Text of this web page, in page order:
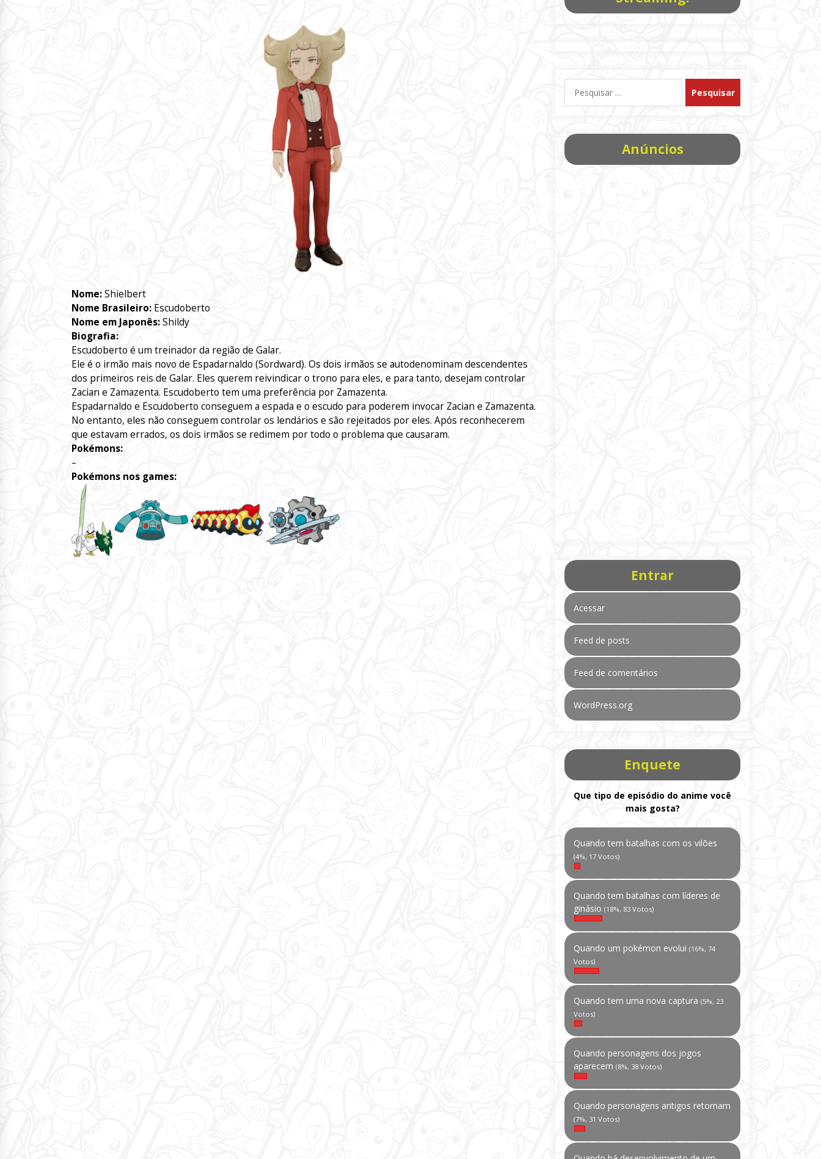
Nome:Shielbert
Nome Brasileiro: Escudoberto
Nome em Japonês:Shildy
Biografia:
Escudoberto é um treinador da região de Galar.
Ele é o irmão mais novo de Espadarnaldo (Sordward). Os dois irmãos se autodenominam descendentes
dos primeiros reis de Galar. Eles querem reivindicar o trono para eles, e para tanto, desejam controlar
Zacian e Zamazenta. Escudoberto tem uma preferência por Zamazenta.
Espadarnaldo e Escudoberto conseguem a espada e o escudo para poderem invocar Zacian e Zamazenta.
No entanto, eles não conseguem controlar os lendários e são rejeitados por eles. Após reconhecerem
que estavam errados, os dois irmãos se redimem por todo o problema que causaram.
Pokémons:
–
Pokémons nos games:
por:
Anúncios
Entrar
Acessar
Feed de posts
Feed de comentários
WordPress.org
Enquete
Que tipo de episódio do anime você
mais gosta?
Quando tem batalhas com os vilões
(4%, 17 Votos)
Quando tem batalhas com líderes de
ginásio (18%, 83 Votos)
Quando um pokémon evolui (16%, 74
Votos)
Quando tem uma nova captura (5%, 23
Votos)
Quando personagens dos jogos
aparecem (8%, 38 Votos)
Quando personagens antigos retornam
(7%, 31 Votos)